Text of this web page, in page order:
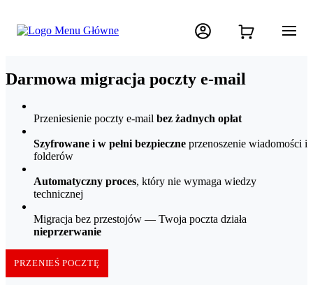
Darmowa migracja poczty e-mail
Przeniesienie poczty e-mail bez żadnych opłat
Szyfrowane i w pełni bezpieczne przenoszenie wiadomości i
folderów
Automatyczny proces, który nie wymaga wiedzy
technicznej
Migracja bez przestojów — Twoja poczta działa
nieprzerwanie
PRZENIEŚ POCZTĘ